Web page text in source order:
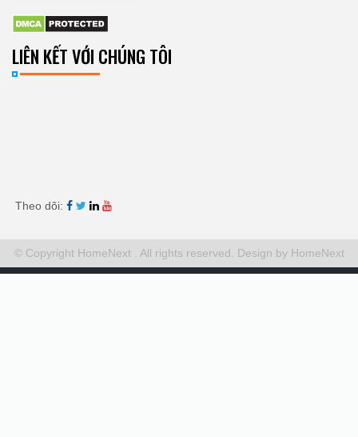
TIN
blank.
LIÊN KẾT VỚI CHÚNG TÔI
Theo dõi:
© Copyright HomeNext . All rights reserved. Design by HomeNext